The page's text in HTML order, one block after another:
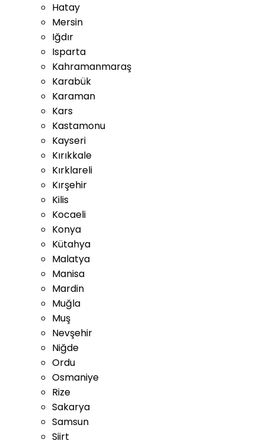
Hatay
Mersin
Iğdır
Isparta
Kahramanmaraş
Karabük
Karaman
Kars
Kastamonu
Kayseri
Kırıkkale
Kırklareli
Kırşehir
Kilis
Kocaeli
Konya
Kütahya
Malatya
Manisa
Mardin
Muğla
Muş
Nevşehir
Niğde
Ordu
Osmaniye
Rize
Sakarya
Samsun
Siirt